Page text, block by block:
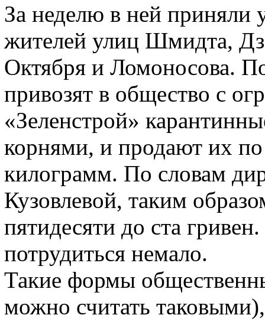
За неделю в ней приняли
жителей улиц Шмидта,
Октября и Ломоносова.
привозят в общество с
«Зеленстрой»
корнями, и продают их по
килограмм. По словам
Кузовлевой, таким
пятидесяти до ста
потрудиться немало.
Такие формы
можно считать